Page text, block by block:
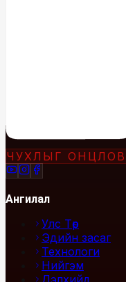
ЧУХЛЫГ ОНЦЛОВ
Ангилал
Улс Төр
Эдийн засаг
Технологи
Нийгэм
Дэлхийд